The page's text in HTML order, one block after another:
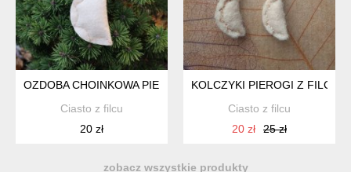
OZDOBA CHOINKOWA PIERÓG Z FILCU
Ciasto z filcu
20 zł
KOLCZYKI PIEROGI Z FILCU
Ciasto z filcu
20 zł
25 zł
zobacz wszystkie produkty